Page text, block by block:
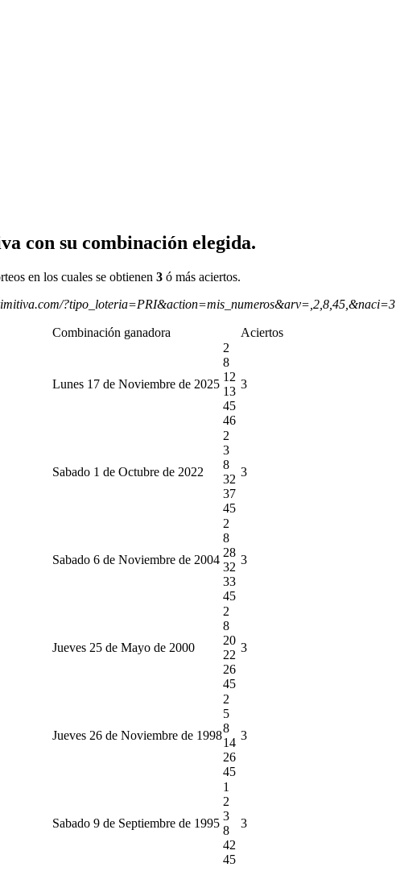
con su combinación elegida.
en los cuales se obtienen 3 ó más aciertos.
?tipo_loteria=PRI&action=mis_numeros&arv=,2,8,45,&naci=3
Combinación ganadora Aciertos
Lunes 17 de Noviembre de 2025
2
8
12
13
45
46
3
Sabado 1 de Octubre de 2022
2
3
8
32
37
45
3
Sabado 6 de Noviembre de 2004
2
8
28
32
33
45
3
Jueves 25 de Mayo de 2000
2
8
20
22
26
45
3
Jueves 26 de Noviembre de 1998
2
5
8
14
26
45
3
Sabado 9 de Septiembre de 1995
1
2
3
8
42
45
3